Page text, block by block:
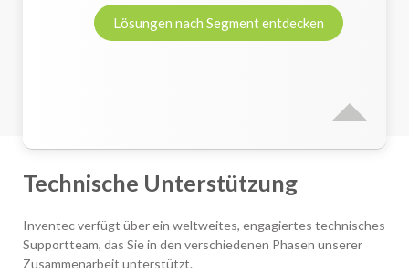
Lösungen nach Segment entdecken
Technische Unterstützung
Inventec verfügt über ein weltweites, engagiertes technisches
Supportteam, das Sie in den verschiedenen Phasen unserer
Zusammenarbeit unterstützt.